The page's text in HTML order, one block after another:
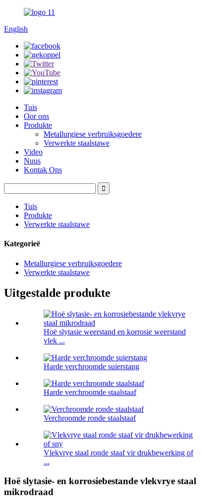
English
Tuis
Oor ons
Produkte
Metallurgiese verbruiksgoedere
Verwerkte staalstawe
Video
Nuus
Kontak Ons
Tuis
Produkte
Verwerkte staalstawe
Kategorieë
Metallurgiese verbruiksgoedere
Verwerkte staalstawe
Uitgestalde produkte
Hoë slytasie weerstand en korrosie weerstand
vlek ...
Harde verchroomde suierstang
Harde verchroomde staalstaaf
Verchroomde ronde staalstaaf
Vlekvrye staal ronde staaf vir drukbewerking of
...
Hoë slytasie- en korrosiebestande vlekvrye staal
mikrodraad